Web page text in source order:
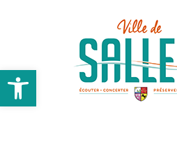
Ouvrir la barre d’outils